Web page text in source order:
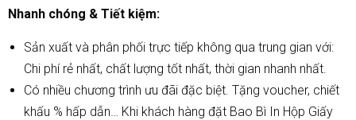
Nhanh chóng & Tiết kiệm:
Sản xuất và phân phối trực tiếp không qua trung gian với:
Chi phí rẻ nhất, chất lượng tốt nhất, thời gian nhanh nhất.
Có nhiều chương trình ưu đãi đặc biệt. Tặng voucher, chiết
khấu % hấp dẫn… Khi khách hàng đặt Bao Bì In Hộp Giấy